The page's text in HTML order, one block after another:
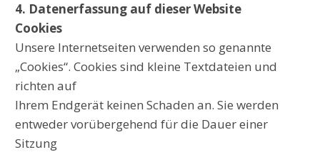
4. Datenerfassung auf dieser Website
Cookies
Unsere Internetseiten verwenden so genannte
„Cookies“. Cookies sind kleine Textdateien und
richten auf
Ihrem Endgerät keinen Schaden an. Sie werden
entweder vorübergehend für die Dauer einer
Sitzung